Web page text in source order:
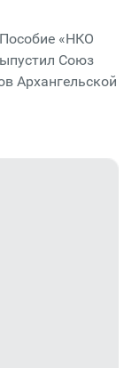
«НКО
Союз
Архангельской